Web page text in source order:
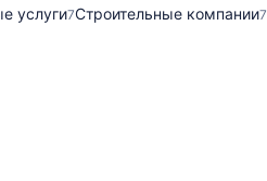
услуги7Строительные компании7